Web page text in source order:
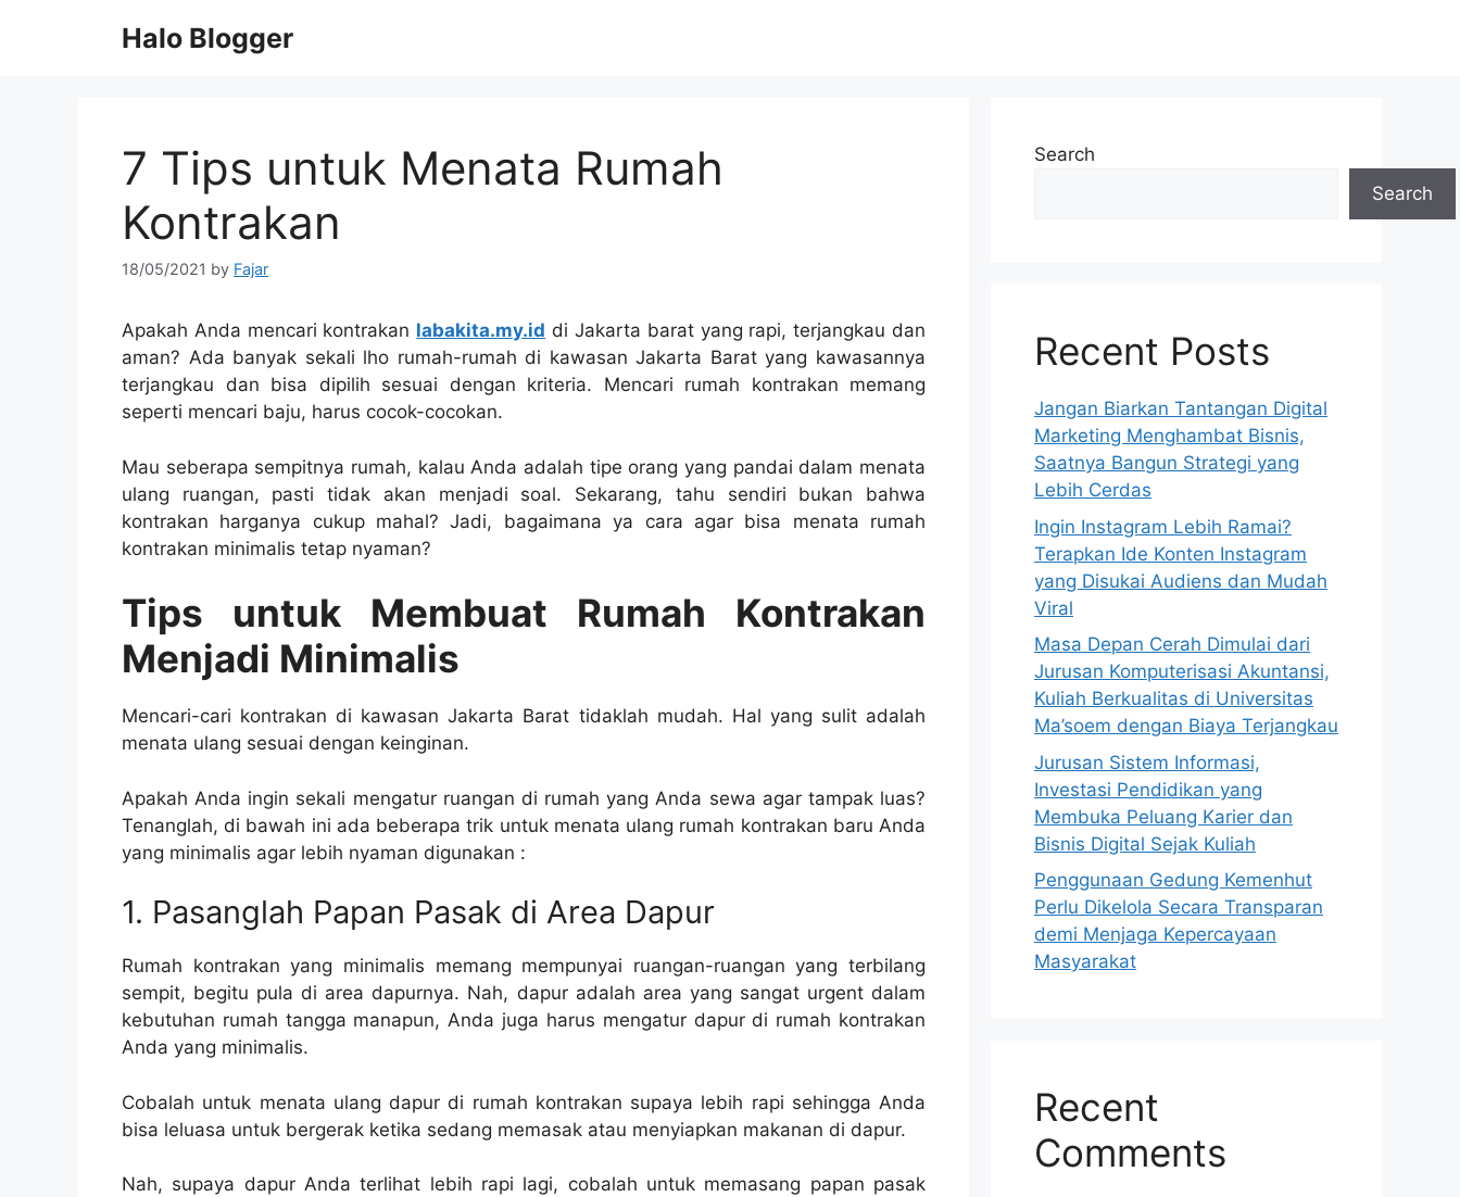
Halo Blogger
7 Tips untuk Menata Rumah
Kontrakan
18/05/2021 by Fajar
Apakah Anda mencari kontrakan labakita.my.id di Jakarta barat yang rapi, terjangkau dan
aman? Ada banyak sekali lho rumah-rumah di kawasan Jakarta Barat yang kawasannya
terjangkau dan bisa dipilih sesuai dengan kriteria. Mencari rumah kontrakan memang
seperti mencari baju, harus cocok-cocokan.
Mau seberapa sempitnya rumah, kalau Anda adalah tipe orang yang pandai dalam menata
ulang ruangan, pasti tidak akan menjadi soal. Sekarang, tahu sendiri bukan bahwa
kontrakan harganya cukup mahal? Jadi, bagaimana ya cara agar bisa menata rumah
kontrakan minimalis tetap nyaman?
Tips untuk Membuat Rumah Kontrakan
Menjadi Minimalis
Mencari-cari kontrakan di kawasan Jakarta Barat tidaklah mudah. Hal yang sulit adalah
menata ulang sesuai dengan keinginan.
Apakah Anda ingin sekali mengatur ruangan di rumah yang Anda sewa agar tampak luas?
Tenanglah, di bawah ini ada beberapa trik untuk menata ulang rumah kontrakan baru Anda
yang minimalis agar lebih nyaman digunakan :
1. Pasanglah Papan Pasak di Area Dapur
Rumah kontrakan yang minimalis memang mempunyai ruangan-ruangan yang terbilang
sempit, begitu pula di area dapurnya. Nah, dapur adalah area yang sangat urgent dalam
kebutuhan rumah tangga manapun, Anda juga harus mengatur dapur di rumah kontrakan
Anda yang minimalis.
Cobalah untuk menata ulang dapur di rumah kontrakan supaya lebih rapi sehingga Anda
bisa leluasa untuk bergerak ketika sedang memasak atau menyiapkan makanan di dapur.
Nah, supaya dapur Anda terlihat lebih rapi lagi, cobalah untuk memasang papan pasak
Search
Search
Recent Posts
Jangan Biarkan Tantangan Digital
Marketing Menghambat Bisnis,
Saatnya Bangun Strategi yang
Lebih Cerdas
Ingin Instagram Lebih Ramai?
Terapkan Ide Konten Instagram
yang Disukai Audiens dan Mudah
Viral
Masa Depan Cerah Dimulai dari
Jurusan Komputerisasi Akuntansi,
Kuliah Berkualitas di Universitas
Ma’soem dengan Biaya Terjangkau
Jurusan Sistem Informasi,
Investasi Pendidikan yang
Membuka Peluang Karier dan
Bisnis Digital Sejak Kuliah
Penggunaan Gedung Kemenhut
Perlu Dikelola Secara Transparan
demi Menjaga Kepercayaan
Masyarakat
Recent
Comments